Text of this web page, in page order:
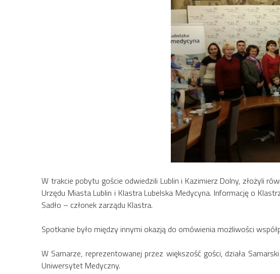
W trakcie pobytu goście odwiedzili Lublin i Kazimierz Dolny, złożyli
Urzędu Miasta Lublin i Klastra Lubelska Medycyna. Informację o
Sadło – członek zarządu Klastra.
Spotkanie było między innymi okazją do omówienia możliwości
W Samarze, reprezentowanej przez większość gości, działa
Uniwersytet Medyczny.